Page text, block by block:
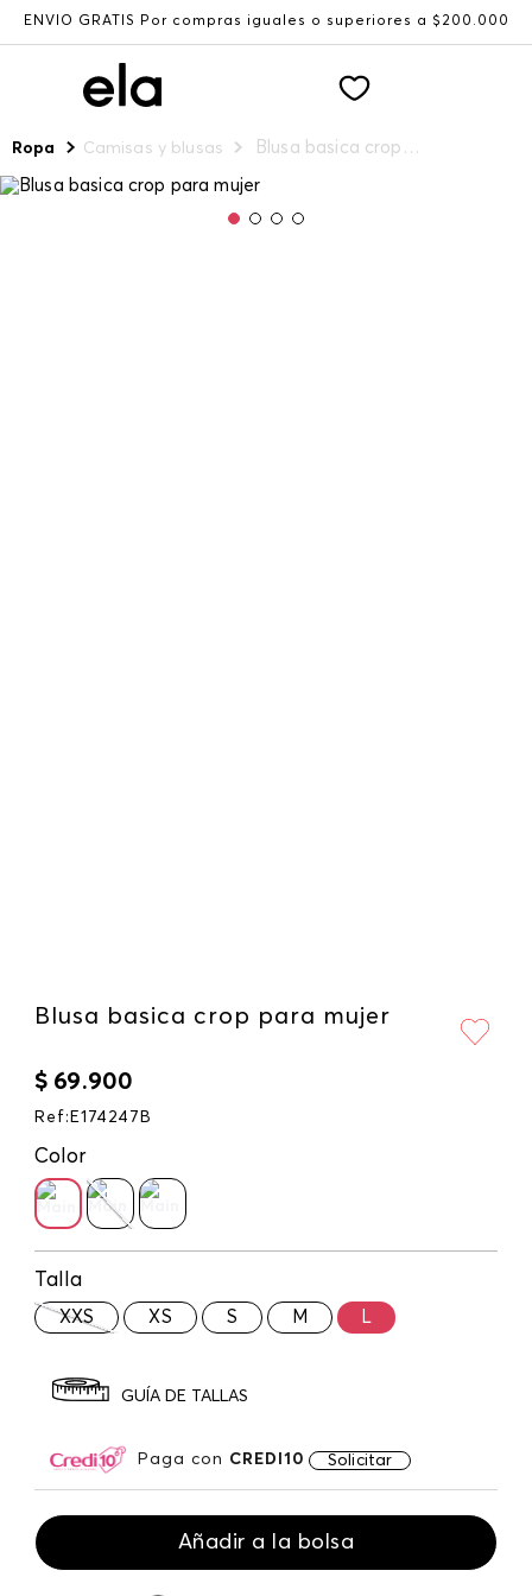
ENVÍO GRATIS Por compras iguales o superiores a $200.000
Ropa Camisas y blusas Blusa basica crop para mujer
Blusa basica crop para mujer
$ 69.900
Ref : E174247B
Color
Talla
XXS XS S M L
GUÍA DE TALLAS
Paga con CREDI10 Solicitar
Añadir a la bolsa